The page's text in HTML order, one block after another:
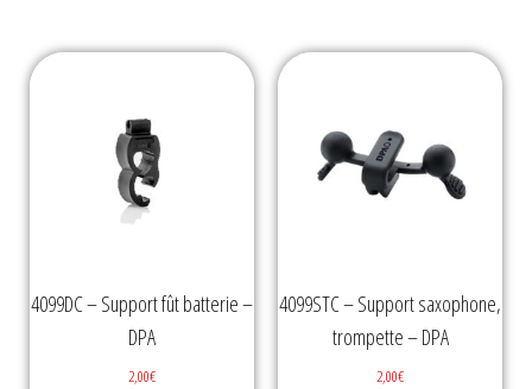
4099DC – Support fût batterie –
DPA
2,00€
4099STC – Support saxophone,
trompette – DPA
2,00€